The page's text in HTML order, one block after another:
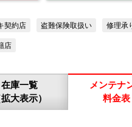
契約店 盗難保険取扱い 修理承
店
在庫一覧
拡大表示）
メンテナ
料金表